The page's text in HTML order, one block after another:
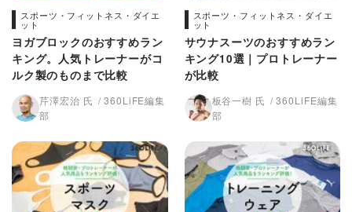
スポーツ・フィットネス・ダイエ
ット
ヨガブロックのおすすめラン
キング。人気トレーナーがコ
ルク製のものまで比較
芹澤宏治 氏
360LiFE編集
部
スポーツ・フィットネス・ダイエ
ット
サウナスーツのおすすめラン
キング10選｜プロトレーナー
が比較
板谷一樹 氏
360LiFE編集
部